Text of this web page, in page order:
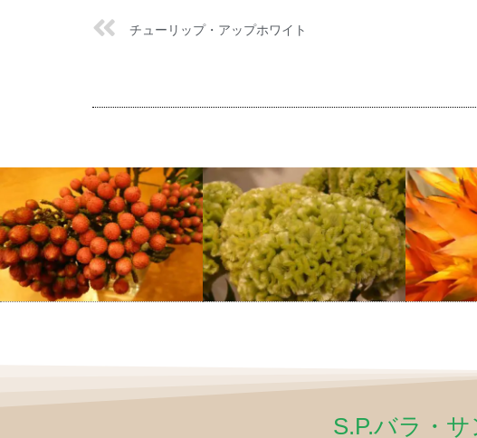
チューリップ・アップホワイト
S.P.バラ・